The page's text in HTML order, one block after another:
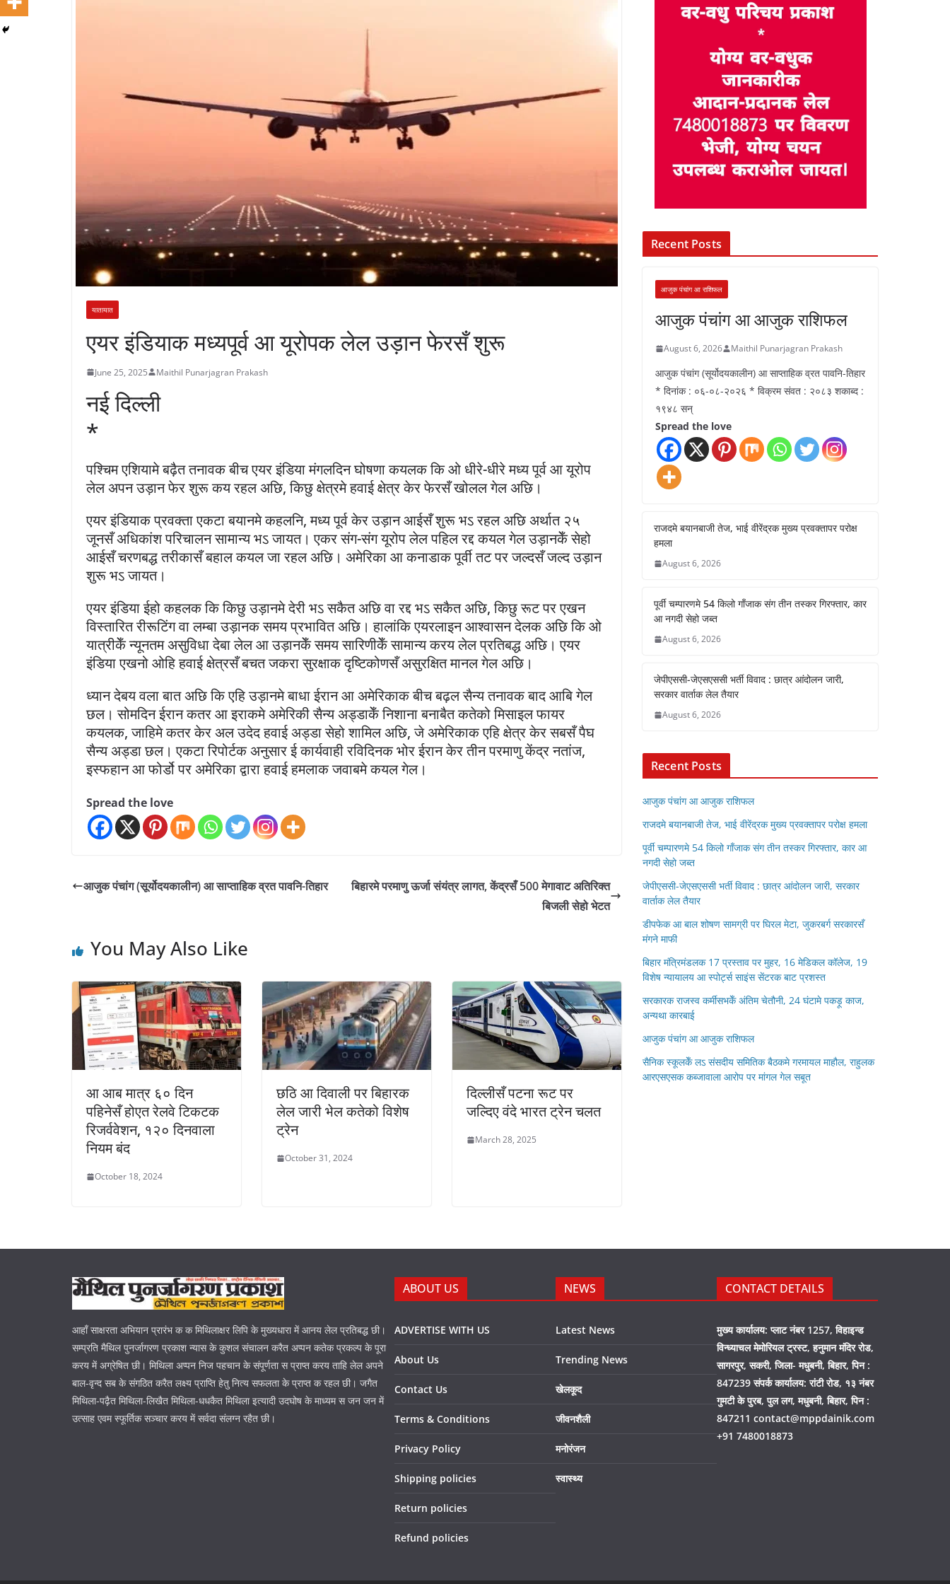
यातायात
एयर इंडियाक मध्यपूर्व आ यूरोपक लेल उड़ान फेरसँ शुरू
June 25, 2025 Maithil Punarjagran Prakash
नई दिल्ली
*
पश्चिम एशियामे बढ़ैत तनावक बीच एयर इंडिया मंगलदिन घोषणा कयलक कि ओ धीरे-धीरे मध्य पूर्व आ यूरोप
लेल अपन उड़ान फेर शुरू कय रहल अछि, किछु क्षेत्रमे हवाई क्षेत्र केर फेरसँ खोलल गेल अछि।
एयर इंडियाक प्रवक्ता एकटा बयानमे कहलनि, मध्य पूर्व केर उड़ान आईसँ शुरू भऽ रहल अछि अर्थात २५
जूनसँ अधिकांश परिचालन सामान्य भऽ जायत। एकर संग-संग यूरोप लेल पहिल रद्द कयल गेल उड़ानकेँ सेहो
आईसँ चरणबद्ध तरीकासँ बहाल कयल जा रहल अछि। अमेरिका आ कनाडाक पूर्वी तट पर जल्दसँ जल्द उड़ान
शुरू भऽ जायत।
एयर इंडिया ईहो कहलक कि किछु उड़ानमे देरी भऽ सकैत अछि वा रद्द भऽ सकैत अछि, किछु रूट पर एखन
विस्तारित रीरूटिंग वा लम्बा उड़ानक समय प्रभावित अछि। हालांकि एयरलाइन आश्वासन देलक अछि कि ओ
यात्रीकेँ न्यूनतम असुविधा देबा लेल आ उड़ानकेँ समय सारिणीकेँ सामान्य करय लेल प्रतिबद्ध अछि। एयर
इंडिया एखनो ओहि हवाई क्षेत्रसँ बचत जकरा सुरक्षाक दृष्टिकोणसँ असुरक्षित मानल गेल अछि।
ध्यान देबय वला बात अछि कि एहि उड़ानमे बाधा ईरान आ अमेरिकाक बीच बढ़ल सैन्य तनावक बाद आबि गेल
छल। सोमदिन ईरान कतर आ इराकमे अमेरिकी सैन्य अड्डाकेँ निशाना बनाबैत कतेको मिसाइल फायर
कयलक, जाहिमे कतर केर अल उदेद हवाई अड्डा सेहो शामिल अछि, जे अमेरिकाक एहि क्षेत्र केर सबसँ पैघ
सैन्य अड्डा छल। एकटा रिपोर्टक अनुसार ई कार्यवाही रविदिनक भोर ईरान केर तीन परमाणु केंद्र नतांज,
इस्फहान आ फोर्डो पर अमेरिका द्वारा हवाई हमलाक जवाबमे कयल गेल।
Spread the love
आजुक पंचांग (सूर्योदयकालीन) आ साप्ताहिक व्रत पावनि-तिहार
बिहारमे परमाणु ऊर्जा संयंत्र लागत, केंद्रसँ 500 मेगावाट अतिरिक्त
बिजली सेहो भेटत
You May Also Like
आ आब मात्र ६० दिन
पहिनेसँ होएत रेलवे टिकटक
रिजर्ववेशन, १२० दिनवाला
नियम बंद
October 18, 2024
छठि आ दिवाली पर बिहारक
लेल जारी भेल कतेको विशेष
ट्रेन
October 31, 2024
दिल्लीसँ पटना रूट पर
जल्दिए वंदे भारत ट्रेन चलत
March 28, 2025
Recent Posts
आजुक पंचांग आ राशिफल
आजुक पंचांग आ आजुक राशिफल
August 6, 2026 Maithil Punarjagran Prakash
आजुक पंचांग (सूर्योदयकालीन) आ साप्ताहिक व्रत पावनि-तिहार
* दिनांक : ०६-०८-२०२६ * विक्रम संवत : २०८३ शकाब्द :
१९४८ सन्
Spread the love
राजदमे बयानबाजी तेज, भाई वीरेंद्रक मुख्य प्रवक्तापर परोक्ष
हमला
August 6, 2026
पूर्वी चम्पारणमे 54 किलो गाँजाक संग तीन तस्कर गिरफ्तार, कार
आ नगदी सेहो जब्त
August 6, 2026
जेपीएससी-जेएसएससी भर्ती विवाद : छात्र आंदोलन जारी,
सरकार वार्ताक लेल तैयार
August 6, 2026
Recent Posts
आजुक पंचांग आ आजुक राशिफल
राजदमे बयानबाजी तेज, भाई वीरेंद्रक मुख्य प्रवक्तापर परोक्ष हमला
पूर्वी चम्पारणमे 54 किलो गाँजाक संग तीन तस्कर गिरफ्तार, कार आ
नगदी सेहो जब्त
जेपीएससी-जेएसएससी भर्ती विवाद : छात्र आंदोलन जारी, सरकार
वार्ताक लेल तैयार
डीपफेक आ बाल शोषण सामग्री पर घिरल मेटा, जुकरबर्ग सरकारसँ
मंगने माफी
बिहार मंत्रिमंडलक 17 प्रस्ताव पर मुहर, 16 मेडिकल कॉलेज, 19
विशेष न्यायालय आ स्पोर्ट्स साइंस सेंटरक बाट प्रशस्त
सरकारक राजस्व कर्मीसभकेँ अंतिम चेतौनी, 24 घंटामे पकड़ू काज,
अन्यथा कारबाई
आजुक पंचांग आ आजुक राशिफल
सैनिक स्कूलकेँ लऽ संसदीय समितिक बैठकमे गरमायल माहौल, राहुलक
आरएसएसक कब्जावाला आरोप पर मांगल गेल सबूत
आहाँ साक्षरता अभियान प्रारंभ क क मिथिलाक्षर लिपि के मुख्यधारा में आनय लेल प्रतिबद्ध छी।
सम्प्रति मैथिल पुनर्जागरण प्रकाश न्यास के कुशल संचालन करैत अप्पन कतेक प्रकल्प के पूरा
करय में अग्रेषित छी। मिथिला अप्पन निज पहचान के संपूर्णता स प्राप्त करय ताहि लेल अपने
बाल-वृन्द सब के संगठित करैत लक्ष्य प्राप्ति हेतु नित्य सफलता के प्राप्त क रहल छी। जगैत
मिथिला-पढ़ैत मिथिला-लिखैत मिथिला-धधकैत मिथिला इत्यादी उदघोष के माध्यम स जन जन में
उत्साह एवम स्फूर्तिक सञ्चार करय में सर्वदा संलग्न रहैत छी।
ABOUT US
ADVERTISE WITH US
About Us
Contact Us
Terms & Conditions
Privacy Policy
Shipping policies
Return policies
Refund policies
NEWS
Latest News
Trending News
खेलकूद
जीवनशैली
मनोरंजन
स्वास्थ्य
CONTACT DETAILS
मुख्य कार्यालय: प्लाट नंबर 1257, विहाइन्ड
विन्ध्याचल मेमोरियल ट्रस्ट, हनुमान मंदिर रोड,
सागरपुर, सकरी, जिला- मधुबनी, बिहार, पिन :
847239 संपर्क कार्यालय: रांटी रोड, १३ नंबर
गुमटी के पुरब, पुल लग, मधुबनी, बिहार, पिन :
847211 contact@mppdainik.com
+91 7480018873